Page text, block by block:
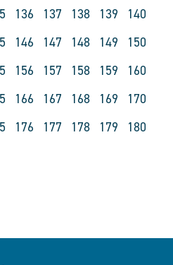
136 137 138 139
140
146 147 148 149
150
156 157 158 159
160
166 167 168 169
170
176 177 178 179
180